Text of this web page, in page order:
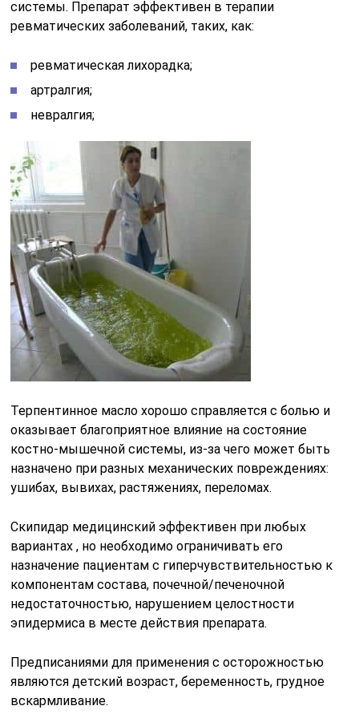
системы. Препарат эффективен в терапии
ревматических заболеваний, таких, как:
ревматическая лихорадка;
артралгия;
невралгия;
Терпентинное масло хорошо справляется с болью и
оказывает благоприятное влияние на состояние
костно-мышечной системы, из-за чего может быть
назначено при разных механических повреждениях:
ушибах, вывихах, растяжениях, переломах.
Скипидар медицинский эффективен при любых
вариантах , но необходимо ограничивать его
назначение пациентам с гиперчувствительностью к
компонентам состава, почечной/печеночной
недостаточностью, нарушением целостности
эпидермиса в месте действия препарата.
Предписаниями для применения с осторожностью
являются детский возраст, беременность, грудное
вскармливание.